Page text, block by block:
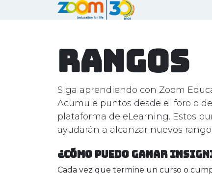
Rangos
Siga aprendiendo con Zoom
Acumule puntos desde el foro o
plataforma de eLearning. Estos
ayudarán a alcanzar nuevos
¿Cómo puedo ganar
Cada vez que termine un curso o